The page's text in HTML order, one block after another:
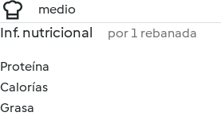
medio
Inf. nutricional por 1 rebanada
Proteína
Calorías
Grasa